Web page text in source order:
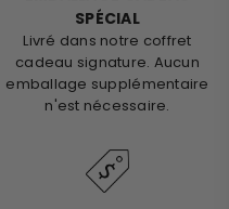
SPÉCIAL
Livré dans notre coffret
cadeau signature. Aucun
emballage supplémentaire
n'est nécessaire.